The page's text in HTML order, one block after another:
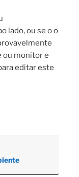
lado, ou se o o
ou monitor e
editar este